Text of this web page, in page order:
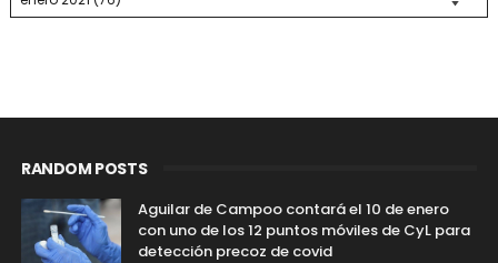
RANDOM POSTS
Aguilar de Campoo contará el 10 de enero
con uno de los 12 puntos móviles de CyL para
detección precoz de covid